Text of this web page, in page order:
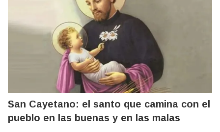
San Cayetano: el santo que camina con el
pueblo en las buenas y en las malas